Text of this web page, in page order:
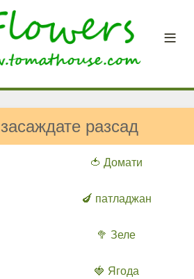
разсад
🍅 Домати
🍆 патладжан
🥦 Зеле
🍓 Ягода